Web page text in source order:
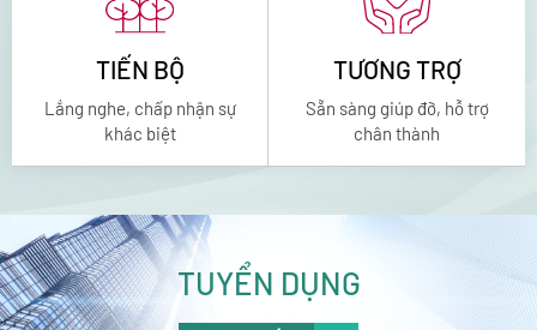
TIẾN BỘ
Lắng nghe, chấp nhận sự
khác biệt
TƯƠNG TRỢ
Sẵn sàng giúp đỡ, hỗ trợ
chân thành
TUYỂN DỤNG